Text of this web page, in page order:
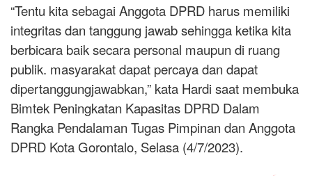
“Tentu kita sebagai Anggota DPRD harus memiliki
integritas dan tanggung jawab sehingga ketika kita
berbicara baik secara personal maupun di ruang
publik. masyarakat dapat percaya dan dapat
dipertanggungjawabkan,” kata Hardi saat membuka
Bimtek Peningkatan Kapasitas DPRD Dalam
Rangka Pendalaman Tugas Pimpinan dan Anggota
DPRD Kota Gorontalo, Selasa (4/7/2023).